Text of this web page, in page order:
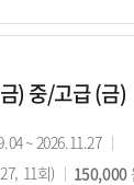
간
료
) 중/고급 (금)
~ 2026.11.27
의
11회)
수
150,000